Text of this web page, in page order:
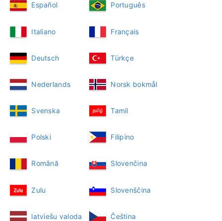
Español Português
Italiano Français
Deutsch Türkçe
Nederlands Norsk bokmål
Svenska Tamil
Polski Filipino
Română Slovenčina
Zulu Slovenščina
latviešu valoda Čeština